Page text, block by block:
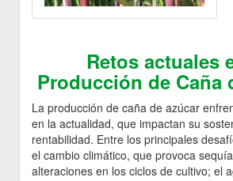
Retos actuales
Producción de Caña
La producción de caña de azúcar
en la actualidad, que impactan su
rentabilidad. Entre los principales
el cambio climático, que provoca
alteraciones en los ciclos de cultivo; el